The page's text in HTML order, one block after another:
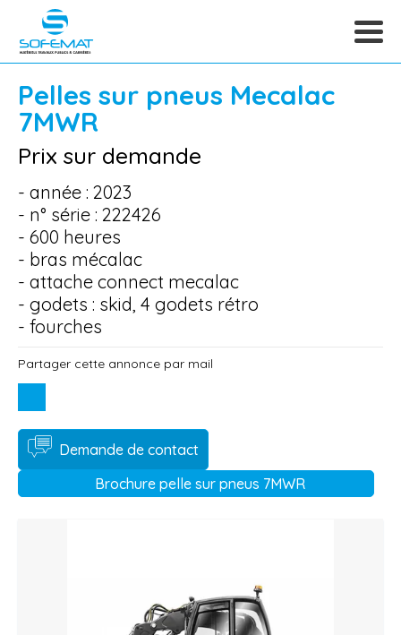
Pelles sur pneus Mecalac
7MWR
Prix sur demande
- année : 2023
- n° série : 222426
- 600 heures
- bras mécalac
- attache connect mecalac
- godets : skid, 4 godets rétro
- fourches
Demande de contact
Brochure pelle sur pneus 7MWR
Partager cette annonce par mail